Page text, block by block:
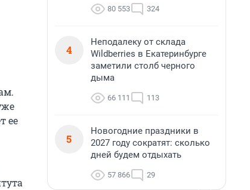
ее
80 553 324
4
Неподалеку от склада
Wildberries в Екатеринбурге
заметили столб черного
дыма
66 111 113
5
Новогодние праздники в
2027 году сократят: сколько
дней будем отдыхать
57 866 29